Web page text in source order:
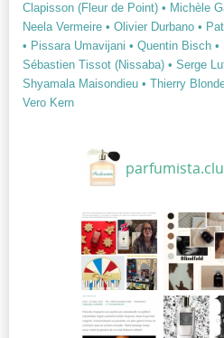
Clapisson (Fleur de Point) • Michèle
Neela Vermeire • Olivier Durbano •
• Pissara Umavijani • Quentin Bisch •
Sébastien Tissot (Nissaba) • Serge
Shyamala Maisondieu • Thierry
Vero Kern